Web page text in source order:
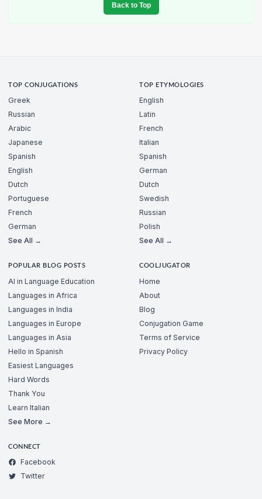
Back to Top
TOP CONJUGATIONS
Greek
Russian
Arabic
Japanese
Spanish
English
Dutch
Portuguese
French
German
See All →
TOP ETYMOLOGIES
English
Latin
French
Italian
Spanish
German
Dutch
Swedish
Russian
Polish
See All →
POPULAR BLOG POSTS
AI in Language Education
Languages in Africa
Languages in India
Languages in Europe
Languages in Asia
Hello in Spanish
Easiest Languages
Hard Words
Thank You
Learn Italian
See More →
COOLJUGATOR
Home
About
Blog
Conjugation Game
Terms of Service
Privacy Policy
CONNECT
Facebook
Twitter